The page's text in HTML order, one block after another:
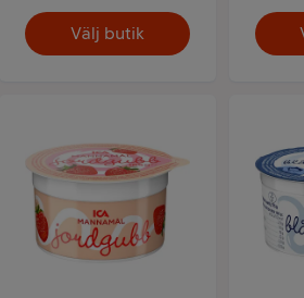
Välj butik